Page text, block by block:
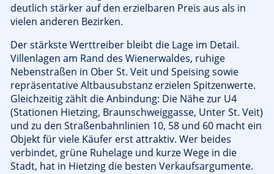
deutlich stärker auf den erzielbaren Preis aus als in
vielen anderen Bezirken.
Der stärkste Werttreiber bleibt die Lage im Detail.
Villenlagen am Rand des Wienerwaldes, ruhige
Nebenstraßen in Ober St. Veit und Speising sowie
repräsentative Altbausubstanz erzielen Spitzenwerte.
Gleichzeitig zählt die Anbindung: Die Nähe zur U4
(Stationen Hietzing, Braunschweiggasse, Unter St. Veit)
und zu den Straßenbahnlinien 10, 58 und 60 macht ein
Objekt für viele Käufer erst attraktiv. Wer beides
verbindet, grüne Ruhelage und kurze Wege in die
Stadt, hat in Hietzing die besten Verkaufsargumente.